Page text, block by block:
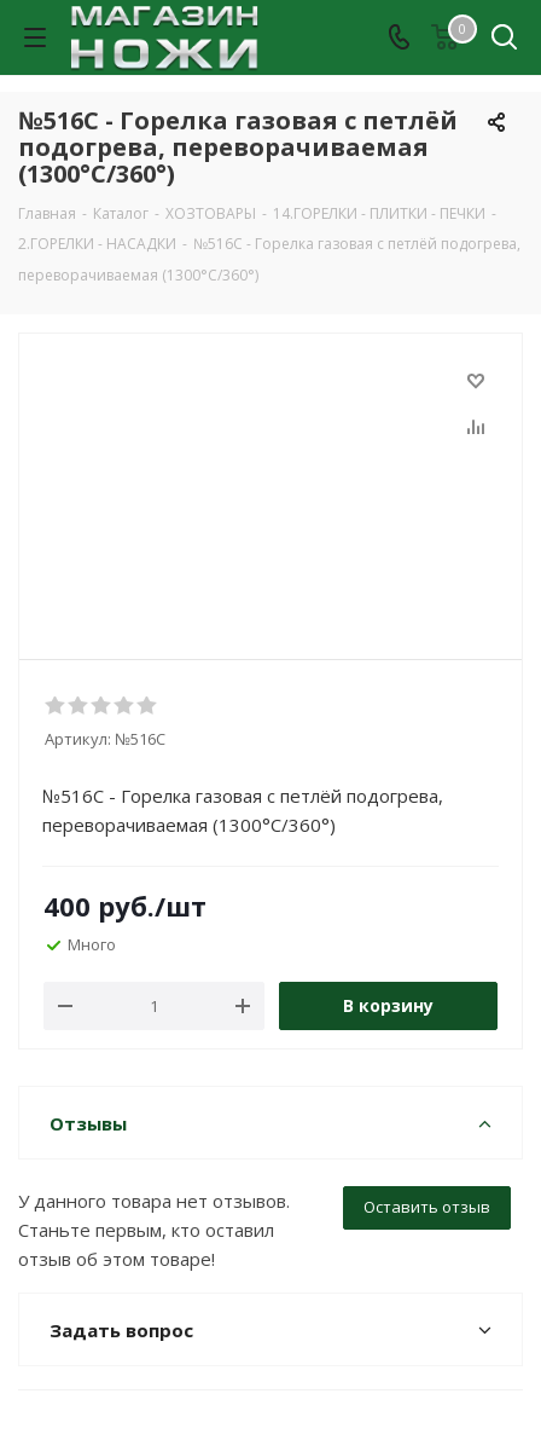
0
№516C - Горелка газовая с петлёй
подогрева, переворачиваемая
(1300°C/360°)
Главная - Каталог - ХОЗТОВАРЫ - 14.ГОРЕЛКИ - ПЛИТКИ - ПЕЧКИ -
2.ГОРЕЛКИ - НАСАДКИ - №516C - Горелка газовая с петлёй подогрева,
переворачиваемая (1300°C/360°)
Артикул: №516C
№516C - Горелка газовая с петлёй подогрева,
переворачиваемая (1300°C/360°)
400 руб./шт
Много
В корзину
Отзывы
Оставить отзыв
У данного товара нет отзывов.
Станьте первым, кто оставил
отзыв об этом товаре!
Задать вопрос